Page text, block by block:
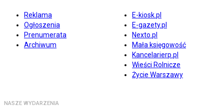
Reklama
Ogłoszenia
Prenumerata
Archiwum
E-kiosk.pl
E-gazety.pl
Nexto.pl
Mała księgowość
Kancelarierp.pl
Wieści Rolnicze
Życie Warszawy
NASZE WYDARZENIA